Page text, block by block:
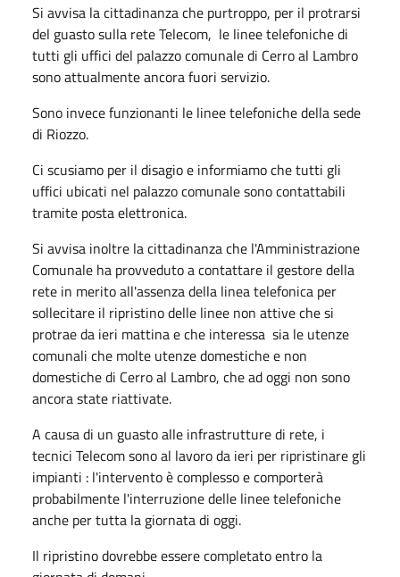
Si avvisa la cittadinanza che purtroppo, per il protrarsi
del guasto sulla rete Telecom, le linee telefoniche di
tutti gli uffici del palazzo comunale di Cerro al Lambro
sono attualmente ancora fuori servizio.
Sono invece funzionanti le linee telefoniche della sede
di Riozzo.
Ci scusiamo per il disagio e informiamo che tutti gli
uffici ubicati nel palazzo comunale sono contattabili
tramite posta elettronica.
Si avvisa inoltre la cittadinanza che l'Amministrazione
Comunale ha provveduto a contattare il gestore della
rete in merito all'assenza della linea telefonica per
sollecitare il ripristino delle linee non attive che si
protrae da ieri mattina e che interessa sia le utenze
comunali che molte utenze domestiche e non
domestiche di Cerro al Lambro, che ad oggi non sono
ancora state riattivate.
A causa di un guasto alle infrastrutture di rete, i
tecnici Telecom sono al lavoro da ieri per ripristinare gli
impianti : l'intervento è complesso e comporterà
probabilmente l'interruzione delle linee telefoniche
anche per tutta la giornata di oggi.
Il ripristino dovrebbe essere completato entro la